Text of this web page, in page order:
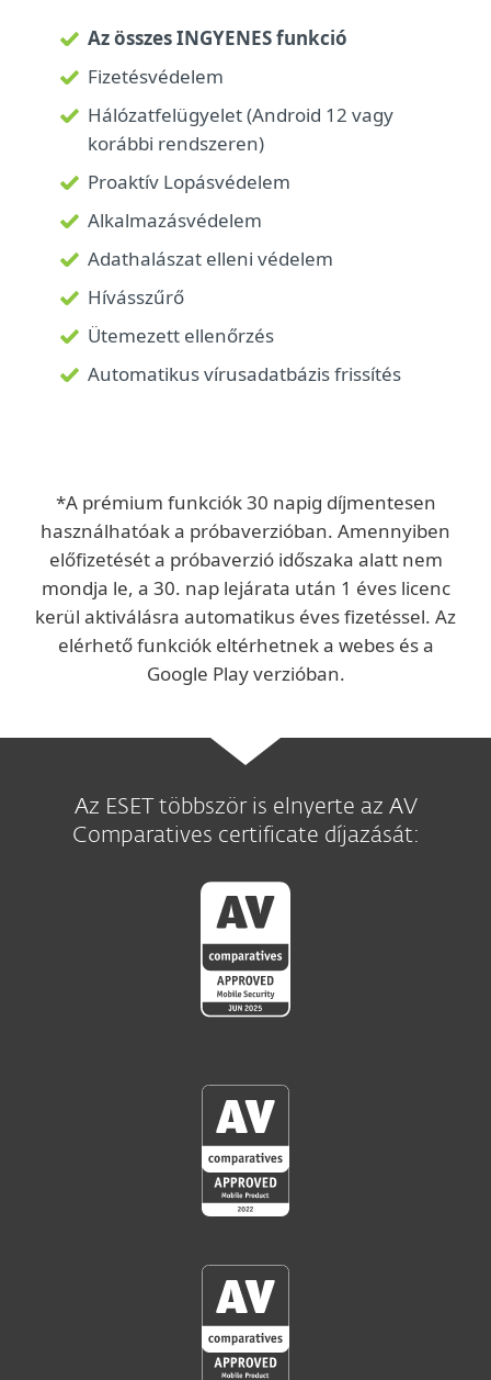
Az összes INGYENES funkció
Fizetésvédelem
Hálózatfelügyelet (Android 12 vagy
korábbi rendszeren)
Proaktív Lopásvédelem
Alkalmazásvédelem
Adathalászat elleni védelem
Hívásszűrő
Ütemezett ellenőrzés
Automatikus vírusadatbázis frissítés
*A prémium funkciók 30 napig díjmentesen
használhatóak a próbaverzióban. Amennyiben
előfizetését a próbaverzió időszaka alatt nem
mondja le, a 30. nap lejárata után 1 éves licenc
kerül aktiválásra automatikus éves fizetéssel. Az
elérhető funkciók eltérhetnek a webes és a
Google Play verzióban.
Az ESET többször is elnyerte az AV
Comparatives certificate díjazását: